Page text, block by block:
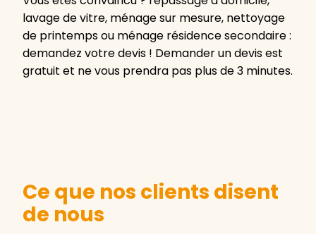
lavage de vitre, ménage sur mesure, nettoyage
de printemps ou ménage résidence secondaire :
demandez votre devis ! Demander un devis est
gratuit et ne vous prendra pas plus de 3 minutes.
Ce que nos clients disent
de nous